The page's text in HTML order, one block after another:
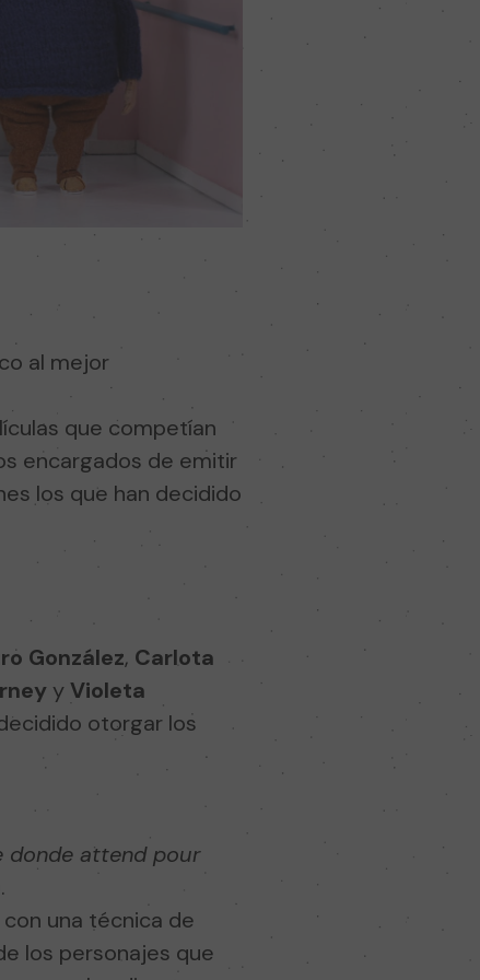
al mejor
que competían
encargados de emitir
los que han decidido
González, Carlota
yVioleta
otorgar los
donde attend pour
una técnica de
los personajes que